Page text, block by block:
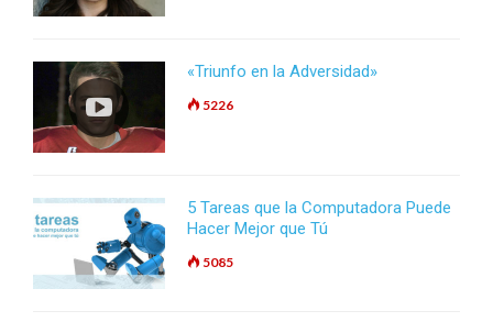
«Triunfo en la Adversidad»
5226
5 Tareas que la Computadora Puede
Hacer Mejor que Tú
5085